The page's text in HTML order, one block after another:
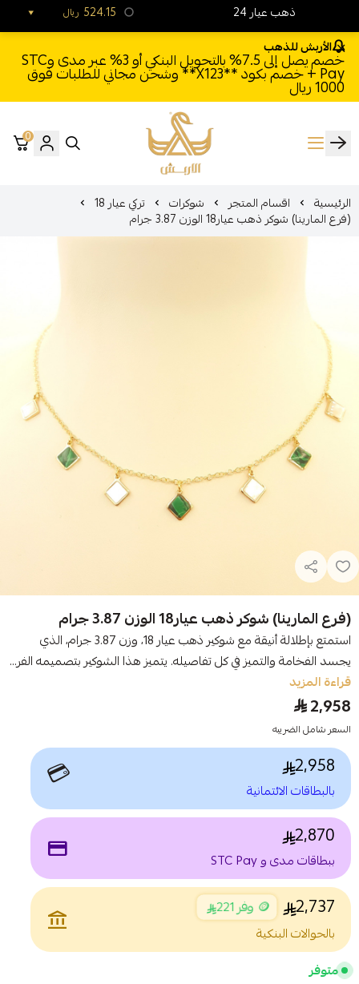
الأربش للذهب
خصم يصل إلى 7.5% بالتحويل البنكي أو 3% عبر مدى وSTC
Pay + خصم بكود **X123** وشحن مجاني للطلبات فوق
1000 ريال
الأربش للذهب
0
الرئيسية اقسام المتجر شوكرات تركي عيار 18
(فرع المارينا) شوكر ذهب عيار18 الوزن 3.87 جرام
(فرع المارينا) شوكر ذهب عيار18 الوزن 3.87 جرام
استمتع بإطلالة أنيقة مع شوكير ذهب عيار 18، وزن 3.87 جرام، الذي
يجسد الفخامة والتميز في كل تفاصيله. يتميز هذا الشوكير بتصميمه الفر...
قراءة المزيد
2,958
السعر شامل الضريبه
2,958
بالبطاقات الائتمانية 💳
2,870
ببطاقات مدى و STC Pay payment
2,737 🪙 وفر 221
بالحوالات البنكية
account_balance
متوفر
24 ذهب عيار ريال 524.15